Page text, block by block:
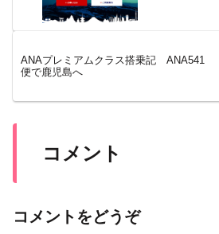
ANAプレミアムクラス搭乗記 ANA541
便で鹿児島へ
コメント
コメントをどうぞ